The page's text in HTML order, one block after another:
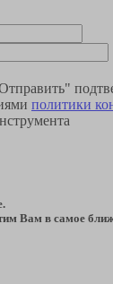
политики
Вам в самое